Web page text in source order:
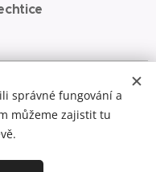
najdete malbu akrylem na
správné fungování a
můžeme zajistit tu